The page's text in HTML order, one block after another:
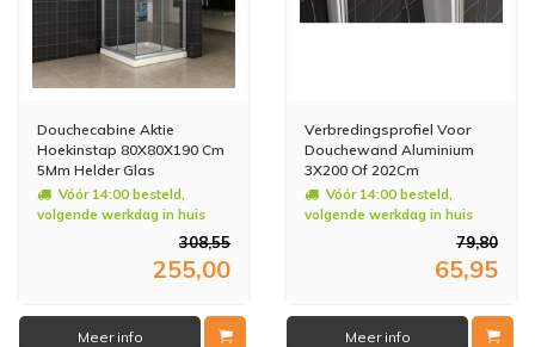
Douchecabine Aktie
Hoekinstap 80X80X190 Cm
5Mm Helder Glas
Vóór 14:00 besteld,
volgende werkdag in huis
308,55
255,00
Meer info
Verbredingsprofiel Voor
Douchewand Aluminium
3X200 Of 202Cm
Vóór 14:00 besteld,
volgende werkdag in huis
79,80
65,95
Meer info